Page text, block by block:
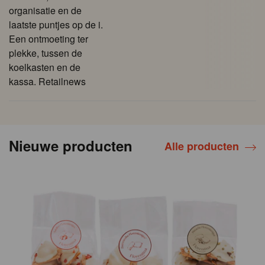
organisatie en de
laatste puntjes op de i.
Een ontmoeting ter
plekke, tussen de
koelkasten en de
kassa. Retailnews
Nieuwe producten Alle producten